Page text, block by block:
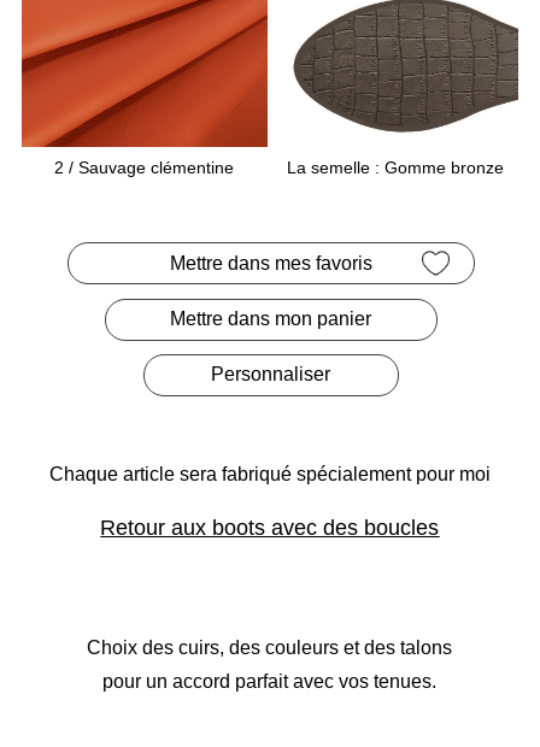
2 / Sauvage clémentine La semelle : Gomme bronze
Mettre dans mes favoris
Mettre dans mon panier
Personnaliser
Chaque article sera fabriqué spécialement pour moi
Retour aux boots avec des boucles
Choix des cuirs, des couleurs et des talons
pour un accord parfait avec vos tenues.